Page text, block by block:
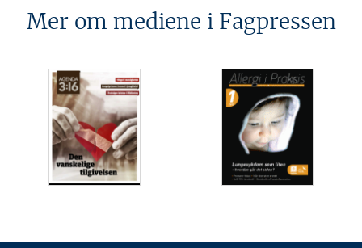
Mer om mediene i Fagpressen